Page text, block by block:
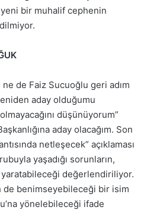
bir muhalif cephenin
de Faiz Sucuoğlu geri adım
aday olduğumu
düşünüyorum”
aday olacağım. Son
netleşecek” açıklaması
yaşadığı sorunların,
değerlendiriliyor.
de benimseyebileceği bir isim
yönelebileceği ifade